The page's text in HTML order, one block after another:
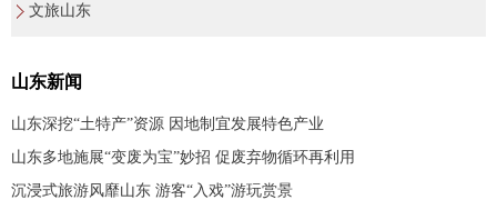
文旅山东
山东新闻
山东深挖“土特产”资源 因地制宜发展特色产业
山东多地施展“变废为宝”妙招 促废弃物循环再利用
沉浸式旅游风靡山东 游客“入戏”游玩赏景